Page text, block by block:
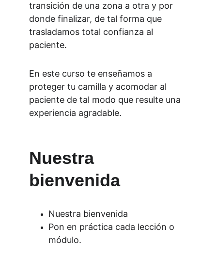
transición de una zona a otra y por
donde finalizar, de tal forma que
trasladamos total confianza al
paciente.
En este curso te enseñamos a
proteger tu camilla y acomodar al
paciente de tal modo que resulte una
experiencia agradable.
Nuestra
bienvenida
Nuestra bienvenida
Pon en práctica cada lección o
módulo.